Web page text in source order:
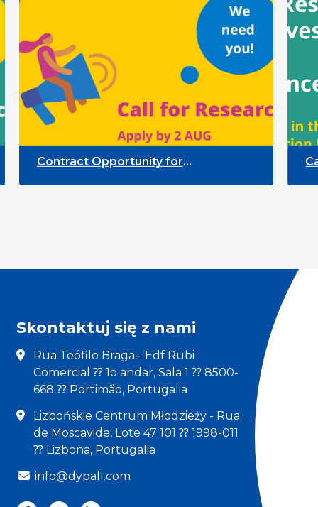
Contract Opportunity for
Framework
Call
Skontaktuj się z nami
Rua Teófilo Braga - Edf Rubi
Comercial ⁇ 1o andar, Sala 1 ⁇ 8500-
668 ⁇ Portimão, Portugalia
Lizbońskie Centrum Młodzieży - Rua
de Moscavide, Lote 47 101 ⁇ 1998-011
⁇ Lizbona, Portugalia
info@dypall.com